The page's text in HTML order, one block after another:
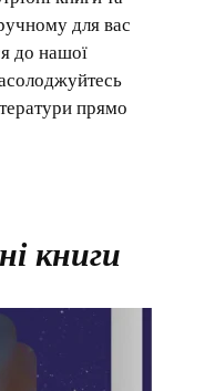
для вас
до нашої
прямо
книги